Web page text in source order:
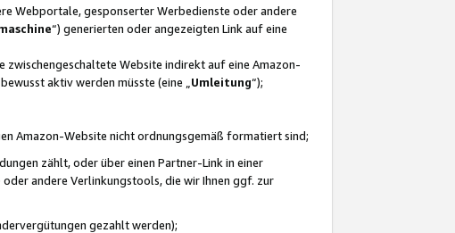
Webportale, gesponserter Werbedienste oder andere
“) generierten oder angezeigten Link auf eine
zwischengeschaltete Website indirekt auf eine Amazon-
aktiv werden müsste (eine „ Umleitung“);
Amazon-Website nicht ordnungsgemäß formatiert sind;
zählt, oder über einen Partner-Link in einer
oder andere Verlinkungstools, die wir Ihnen ggf. zur
gezahlt werden);